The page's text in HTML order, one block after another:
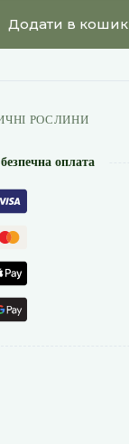
Додати в кошик
РОСЛИНИ
оплата